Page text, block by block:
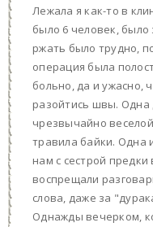
Лежала я как-то в
было 6 человек, было
ржать было трудно,
операция была
больно, да и ужасно,
разойтись швы. Одна
чрезвычайно
травила байки. Одна
нам с сестрой предки
воспрещали
слова, даже за
Однажды вечерком,